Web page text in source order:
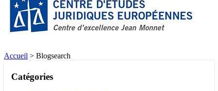
Accueil > Blogsearch
Catégories